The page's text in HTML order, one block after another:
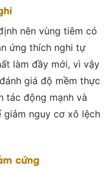
nên vùng tiêm có
ứng thích nghi tự
làm đầy mới, vì vậy
giá độ mềm thực
tác động mạnh và
giảm nguy cơ xô lệch
cứng